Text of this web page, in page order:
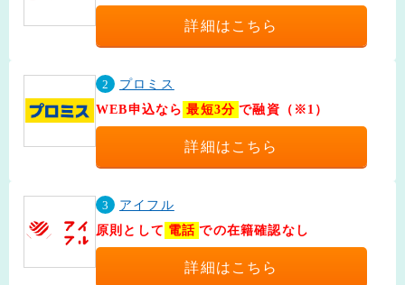
詳細はこちら
2
プロミス
WEB申込なら 最短3分 で融資（※1）
詳細はこちら
3
アイフル
原則として 電話 での在籍確認なし
詳細はこちら